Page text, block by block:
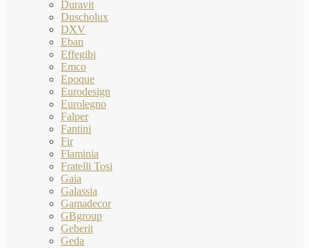
Duravit
Duscholux
DXV
Eban
Effegibi
Emco
Epoque
Eurodesign
Eurolegno
Falper
Fantini
Fir
Flaminia
Fratelli Tosi
Gaia
Galassia
Gamadecor
GBgroup
Geberit
Geda